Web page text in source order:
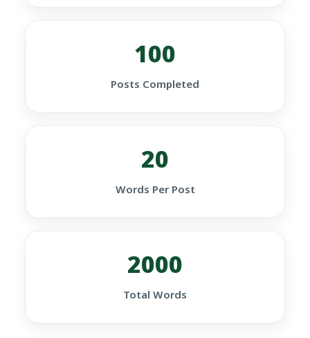
100
Posts Completed
20
Words Per Post
2000
Total Words